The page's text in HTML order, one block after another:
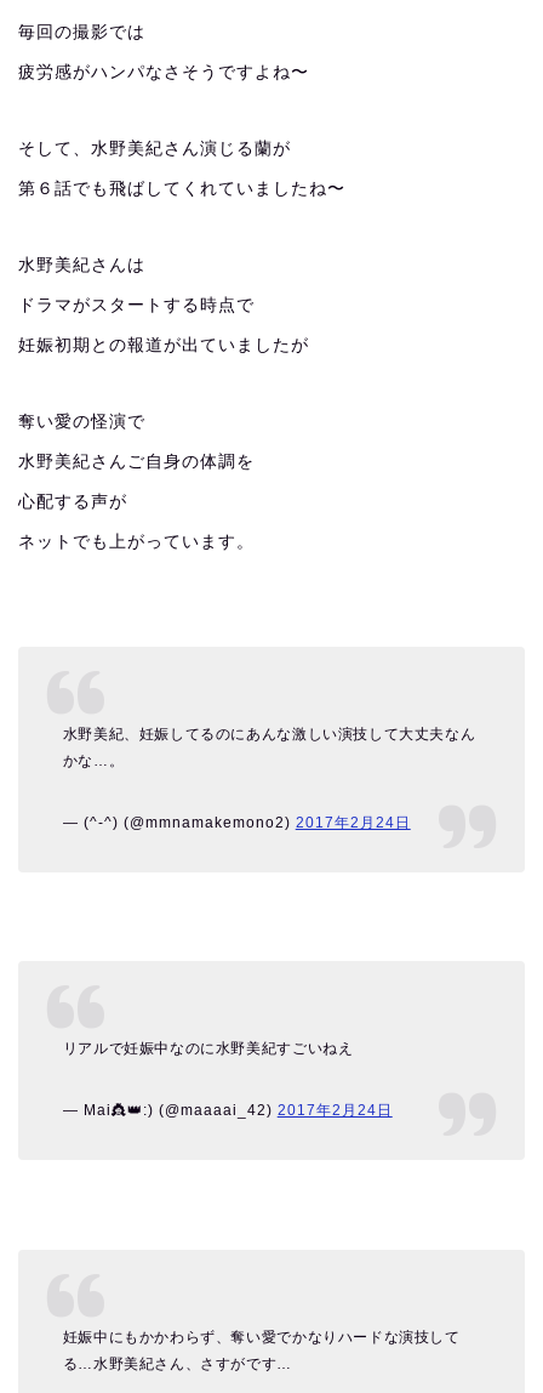
毎回の撮影では
疲労感がハンパなさそうですよね〜
そして、水野美紀さん演じる蘭が
第６話でも飛ばしてくれていましたね〜
水野美紀さんは
ドラマがスタートする時点で
妊娠初期との報道が出ていましたが
奪い愛の怪演で
水野美紀さんご自身の体調を
心配する声が
ネットでも上がっています。
水野美紀、妊娠してるのにあんな激しい演技して大丈夫なん
かな…。
— (^-^) (@mmnamakemono2) 2017年2月24日
リアルで妊娠中なのに水野美紀すごいねえ
— Mai👸👑:) (@maaaai_42) 2017年2月24日
妊娠中にもかかわらず、奪い愛でかなりハードな演技して
る…水野美紀さん、さすがです…